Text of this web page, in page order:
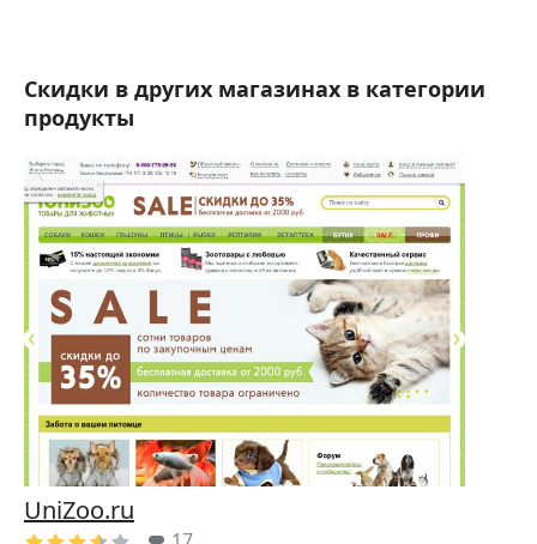
Скидки в других магазинах в категории
продукты
UniZoo.ru